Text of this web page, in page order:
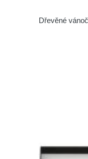
Dřevěné